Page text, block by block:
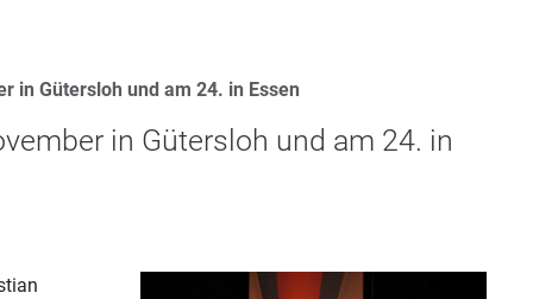
in Gütersloh und am 24. in Essen
in Gütersloh und am 24. in